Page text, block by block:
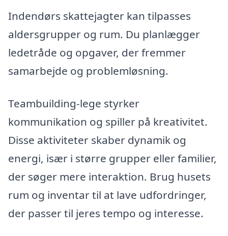
Indendørs skattejagter kan tilpasses
aldersgrupper og rum. Du planlægger
ledetråde og opgaver, der fremmer
samarbejde og problemløsning.
Teambuilding-lege styrker
kommunikation og spiller på kreativitet.
Disse aktiviteter skaber dynamik og
energi, især i større grupper eller familier,
der søger mere interaktion. Brug husets
rum og inventar til at lave udfordringer,
der passer til jeres tempo og interesse.